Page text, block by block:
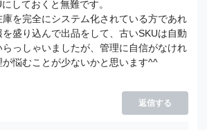
しておくと無難です。
を完全にシステム化されている方であれ
盛り込んで出品をして、古いSKUは自動
っしゃいましたが、管理に自信がなけれ
が悩むことが少ないかと思います^^
返信する